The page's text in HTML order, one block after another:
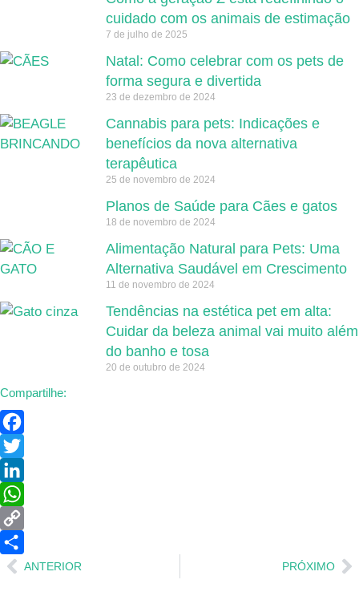
cuidado com os animais de estimação
7 de julho de 2025
Natal: Como celebrar com os pets de
forma segura e divertida
23 de dezembro de 2024
Cannabis para pets: Indicações e
benefícios da nova alternativa
terapêutica
25 de novembro de 2024
Planos de Saúde para Cães e gatos
18 de novembro de 2024
Alimentação Natural para Pets: Uma
Alternativa Saudável em Crescimento
11 de novembro de 2024
Tendências na estética pet em alta:
Cuidar da beleza animal vai muito além
do banho e tosa
20 de outubro de 2024
Compartilhe:
Facebook
Twitter
LinkedIn
WhatsApp
Copy
Link
Share
Anterior
ANTERIOR PRÓXIMO